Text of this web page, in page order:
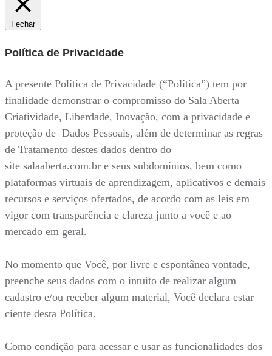
Fechar
Política de Privacidade
A presente Política de Privacidade (“Política”) tem por
finalidade demonstrar o compromisso do Sala Aberta –
Criatividade, Liberdade, Inovação, com a privacidade e
proteção de Dados Pessoais, além de determinar as regras
de Tratamento destes dados dentro do
site salaaberta.com.br e seus subdomínios, bem como
plataformas virtuais de aprendizagem, aplicativos e demais
recursos e serviços ofertados, de acordo com as leis em
vigor com transparência e clareza junto a você e ao
mercado em geral.
No momento que Você, por livre e espontânea vontade,
preenche seus dados com o intuito de realizar algum
cadastro e/ou receber algum material, Você declara estar
ciente desta Política.
Como condição para acessar e usar as funcionalidades dos